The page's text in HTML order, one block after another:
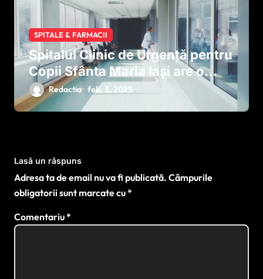
SPITALE & FARMACII
Spitalul Clinic de Urgență pentru
Copii Sfânta Maria Iași are o
nouă Unitate de Primiri Urgenţe
Redactia feb. 3, 2025
Lasă un răspuns
Adresa ta de email nu va fi publicată. Câmpurile
obligatorii sunt marcate cu*
Comentariu*